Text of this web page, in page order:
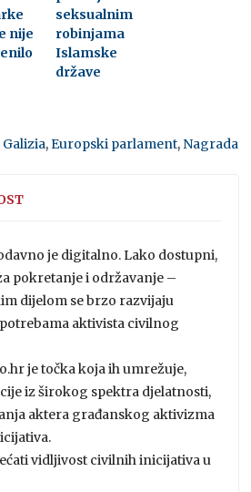
nije
seksualnim
robinjama
Islamske
države
,Europski parlament, Nagrada
je digitalno. Lako dostupni,
pokretanje i održavanje –
dijelom se brzo razvijaju
aktivista civilnog
je točka koja ih umrežuje,
iz širokog spektra djelatnosti,
aktera građanskog aktivizma
vidljivost civilnih inicijativa u